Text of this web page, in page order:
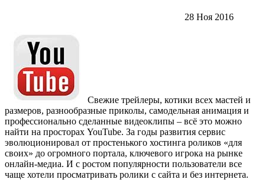
28 Ноя 2016
Свежие трейлеры, котики всех мастей и
размеров, разнообразные приколы, самодельная анимация и
профессионально сделанные видеоклипы – всё это можно
найти на просторах YouTube. За годы развития сервис
эволюционировал от простенького хостинга роликов «для
своих» до огромного портала, ключевого игрока на рынке
онлайн-медиа. И с ростом популярности пользователи все
чаще хотели просматривать ролики с сайта и без интернета.